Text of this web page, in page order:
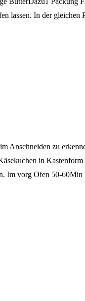
lassen. In der
zu
in
Im vorg Ofen 50-